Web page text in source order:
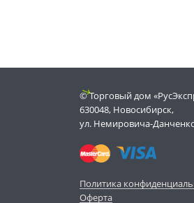
© Торговый дом
630048, Новосибирск,
ул. Немировича-
Политика
Оферта